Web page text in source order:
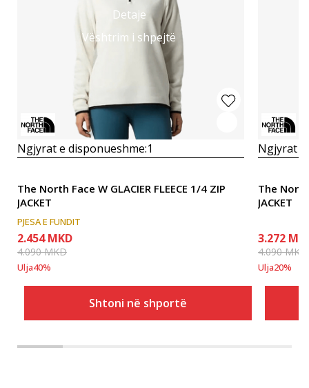
Detaje
Vështrim i shpejtë
Ngjyrat e disponueshme:1
The North Face W GLACIER FLEECE 1/4 ZIP
JACKET
PJESA E FUNDIT
2.454 MKD
4.090MKD
Ulja40%
Shtoni në shportë
Ngjyrat e
The North
JACKET
3.272
4.090MKD
Ulja20%